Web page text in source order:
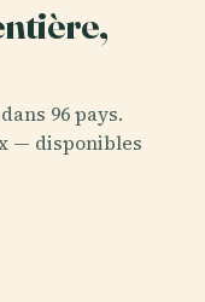
96 pays.
— disponibles